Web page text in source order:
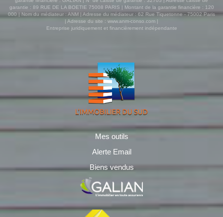
garantie : 89 RUE DE LA BOETIE 75008 PARIS | Montant de la garantie financière : 120
000 | Nom du médiateur : ANM | Adresse du médiateur : 62 Rue Tiquetonne - 75002 Paris
| Adresse du site : www.anm-conso.com |
Entreprise juridiquement et financièrement indépendante
Mes outils
Alerte Email
Biens vendus